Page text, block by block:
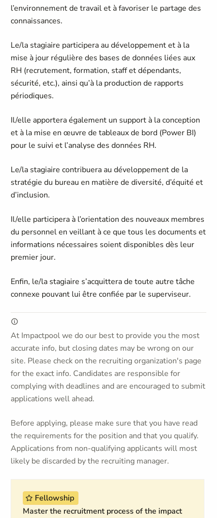
l’environnement de travail et à favoriser le partage des
connaissances.
Le/la stagiaire participera au développement et à la
mise à jour régulière des bases de données liées aux
RH (recrutement, formation, staff et dépendants,
sécurité, etc.), ainsi qu’à la production de rapports
périodiques.
Il/elle apportera également un support à la conception
et à la mise en œuvre de tableaux de bord (Power BI)
pour le suivi et l’analyse des données RH.
Le/la stagiaire contribuera au développement de la
stratégie du bureau en matière de diversité, d’équité et
d’inclusion.
Il/elle participera à l’orientation des nouveaux membres
du personnel en veillant à ce que tous les documents et
informations nécessaires soient disponibles dès leur
premier jour.
Enfin, le/la stagiaire s’acquittera de toute autre tâche
connexe pouvant lui être confiée par le superviseur.
At Impactpool we do our best to provide you the most
accurate info, but closing dates may be wrong on our
site. Please check on the recruiting organization's page
for the exact info. Candidates are responsible for
complying with deadlines and are encouraged to submit
applications well ahead.
Before applying, please make sure that you have read
the requirements for the position and that you qualify.
Applications from non-qualifying applicants will most
likely be discarded by the recruiting manager.
Fellowship
Master the recruitment process of the impact